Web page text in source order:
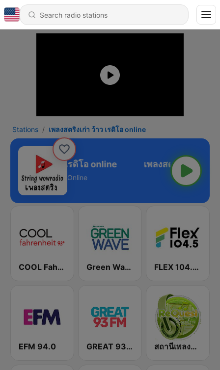
Stations เพลงสตริงเก่า ว้าว เรดิโอ online
งสตริงเก่า ว้าว เรดิโอ online
Online
COOL Fahrenheit 93 FM Green Wave 106.5 FM FLEX 104.5 FM
EFM 94.0 GREAT 93 | ONLINE สถานีเพลงสตริง Request Radio